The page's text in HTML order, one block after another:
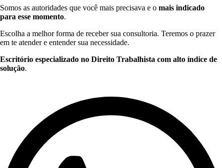
Somos as autoridades que você mais precisava e o mais indicado
para esse momento.
Escolha a melhor forma de receber sua consultoria. Teremos o prazer
em te atender e entender sua necessidade.
Escritório especializado no Direito Trabalhista com alto índice de
solução.